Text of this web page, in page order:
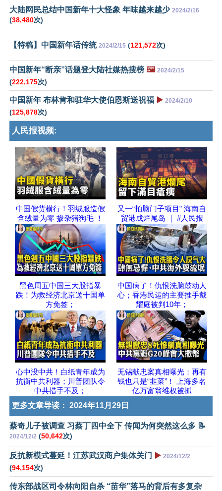
大陆网民总结中国新年十大怪象 年味越来越少 2024/2/16
(38,480次)
【特稿】中国新年话传统 2024/2/15 (121,572次)
中国新年“断亲”话题登大陆社媒热搜榜 🖼️ 2024/2/15
(222,175次)
中国新年 布林肯和驻华大使伯恩斯送祝福 ▶️ 2024/2/10
(125,878次)
人民报视频:
中国假货横行！羽绒服造假
含绒量为零 掺杂猪狗毛 ！
又一“拍脑门子项目” 海南自
贸港成烂尾岛 ｜ #人民报
黑色周五中国三大股指暴
跌！为救经济北京送十国单
方免签；
中国病了！仇恨洗脑鼓动人
心；香港民运的主要推手戴
耀庭被判10年；
心中没中共！白纸青年成为
抗衡中共利器；川普团队令
中共措手不及；
无锡献忠案真相曝光；再有
钱也只是“韭菜”！ 上海多名
亿万富翁维权被抓
更多文章导读： 2024年11月29日
蔡奇儿子被调查 习蔡丁四中全下 传闻为何突然这么多 📝
2024/12/2 (50,642次)
反抗新模式蔓延！江苏武汉商户集体关门 ▶️ 2024/12/2
(94,154次)
传东部战区司令林向阳自杀 “苗华”落马的背后有多复杂